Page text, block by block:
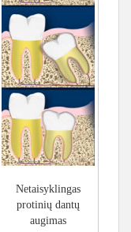
Netaisyklingas
protinių dantų
augimas